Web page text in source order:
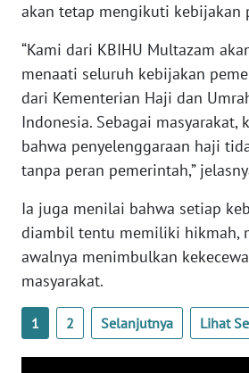
akan tetap mengikuti kebijakan
“Kami dari KBIHU Multazam
menaati seluruh kebijakan
dari Kementerian Haji dan
Indonesia. Sebagai masyarakat,
bahwa penyelenggaraan haji
tanpa peran pemerintah,”
Ia juga menilai bahwa setiap
diambil tentu memiliki hikmah,
awalnya menimbulkan
masyarakat.
1 2 Selanjutnya Lihat
WN
SUMSEL
WN
LAMPUNG
WN
JATENG
WN
NUSANTARA